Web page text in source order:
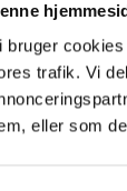
bruger
trafik. Vi
eller som
spørgsmål
andet.
rådgivning